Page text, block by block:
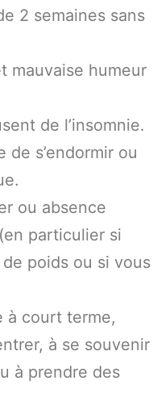
2 semaines sans
mauvaise humeur
de l’insomnie.
s’endormir ou
ou absence
particulier si
poids ou si vous
à court terme,
à se souvenir
à prendre des